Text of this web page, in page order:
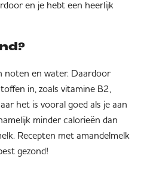
en je hebt een heerlijk
noten en water. Daardoor
in, zoals vitamine B2,
het is vooral goed als je aan
minder calorieën dan
Recepten met amandelmelk
gezond!